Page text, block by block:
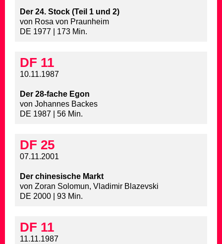
Der 24. Stock (Teil 1 und 2)
von Rosa von Praunheim
DE 1977 | 173 Min.
DF 11
10.11.1987
Der 28-fache Egon
von Johannes Backes
DE 1987 | 56 Min.
DF 25
07.11.2001
Der chinesische Markt
von Zoran Solomun, Vladimir Blazevski
DE 2000 | 93 Min.
DF 11
11.11.1987